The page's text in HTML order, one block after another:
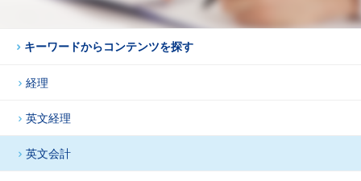
キーワードからコンテンツを探す
経理
英文経理
英文会計